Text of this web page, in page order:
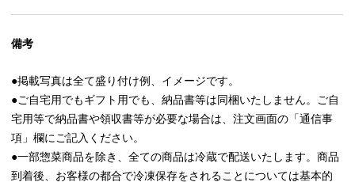
備考
●掲載写真は全て盛り付け例、イメージです。
●ご自宅用でもギフト用でも、納品書等は同梱いたしません。ご自
宅用等で納品書や領収書等が必要な場合は、注文画面の「通信事
項」欄にご記入ください。
●一部惣菜商品を除き、全ての商品は冷蔵で配送いたします。商品
到着後、お客様の都合で冷凍保存をされることについては基本的